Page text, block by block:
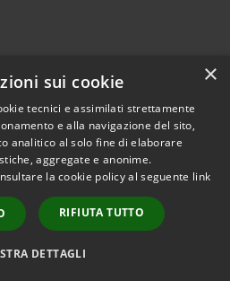
Copyright © 2026 • Comune di
Sanremo • Powered by
Municipium•
Accesso
redazione
×
sui cookie
tecnici e assimilati strettamente
e alla navigazione del sito,
analitico al solo fine di elaborare
aggregate e anonime.
la cookie policy al seguente link
RIFIUTA TUTTO
DETTAGLI